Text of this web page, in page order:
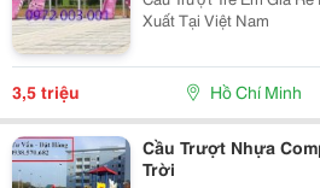
Xuất Tại Việt Nam
3,5 triệu Hồ Chí Minh
Cầu Trượt Nhựa
Trời